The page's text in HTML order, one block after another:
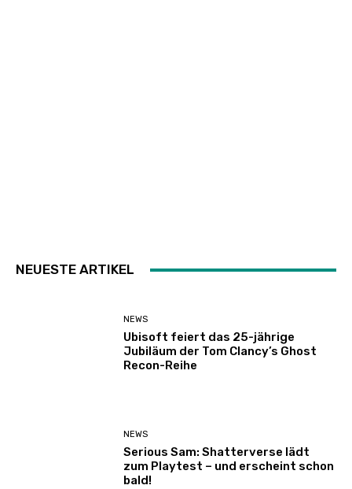
NEUESTE ARTIKEL
NEWS
Ubisoft feiert das 25-jährige
Jubiläum der Tom Clancy’s Ghost
Recon-Reihe
NEWS
Serious Sam: Shatterverse lädt
zum Playtest – und erscheint schon
bald!